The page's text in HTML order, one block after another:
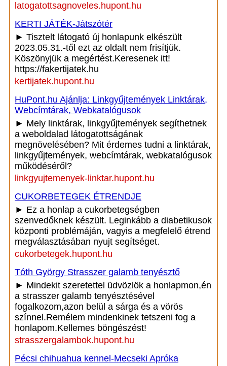
latogatottsagnoveles.hupont.hu
KERTI JÁTÉK-Játszótér
► Tisztelt látogató új honlapunk elkészült
2023.05.31.-től ezt az oldalt nem frisítjük.
Köszönyjük a megértést.Keresenek itt!
https://fakertijatek.hu
kertijatek.hupont.hu
HuPont.hu Ajánlja: Linkgyűjtemények Linktárak,
Webcímtárak, Webkatalógusok
► Mely linktárak, linkgyűjtemények segíthetnek
a weboldalad látogatottságának
megnövelésében? Mit érdemes tudni a linktárak,
linkgyűjtemények, webcímtárak, webkatalógusok
működéséről?
linkgyujtemenyek-linktar.hupont.hu
CUKORBETEGEK ÉTRENDJE
► Ez a honlap a cukorbetegségben
szenvedőknek készült. Leginkább a diabetikusok
központi problémáján, vagyis a megfelelő étrend
megválasztásában nyujt segítséget.
cukorbetegek.hupont.hu
Tóth György Strasszer galamb tenyésztő
► Mindekit szeretettel üdvözlök a honlapmon,én
a strasszer galamb tenyésztésével
fogalkozom,azon belül a sárga és a vörös
színnel.Remélem mindenkinek tetszeni fog a
honlapom.Kellemes böngészést!
strasszergalambok.hupont.hu
Pécsi chihuahua kennel-Mecseki Apróka